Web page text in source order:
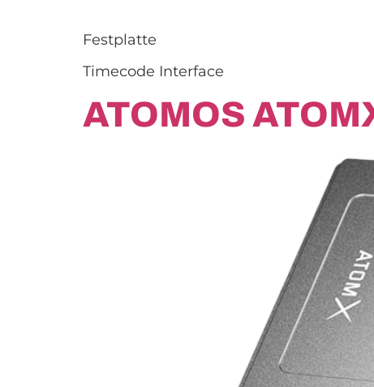
Festplatte
Timecode Interface
ATOMOS